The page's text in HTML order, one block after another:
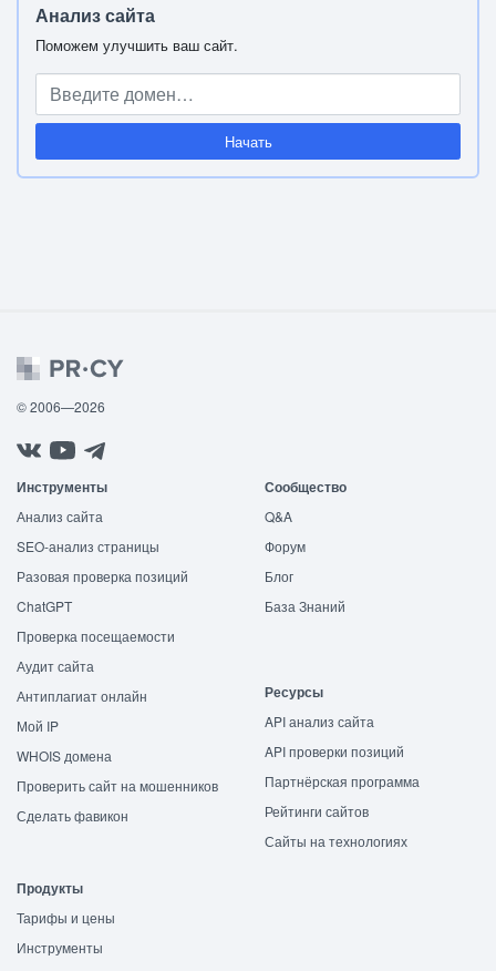
Анализ сайта
Поможем улучшить ваш сайт.
Начать
© 2006—2026
Инструменты
Анализ сайта
SEO-анализ страницы
Разовая проверка позиций
ChatGPT
Проверка посещаемости
Аудит сайта
Антиплагиат онлайн
Мой IP
WHOIS домена
Проверить сайт на мошенников
Сделать фавикон
Сообщество
Q&A
Форум
Блог
База Знаний
Ресурсы
API анализ сайта
API проверки позиций
Партнёрская программа
Рейтинги сайтов
Сайты на технологиях
Продукты
Тарифы и цены
Инструменты